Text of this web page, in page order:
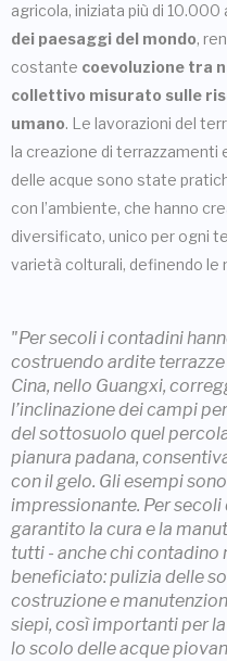
agricola, iniziata più di 10.000
dei paesaggi del mondo,
costante coevoluzione tra
collettivo misurato sulle
umano. Le lavorazioni del
la creazione di terrazzamenti
delle acque sono state
con l’ambiente, che hanno
diversificato, unico per ogni
varietà colturali, definendo le
"Per secoli i contadini
costruendo ardite terrazze
Cina, nello Guangxi,
l’inclinazione dei campi
del sottosuolo quel
pianura padana,
con il gelo. Gli esempi
impressionante. Per
garantito la cura e la
tutti - anche chi contadino
beneficiato: pulizia delle
costruzione e
siepi, così importanti per
lo scolo delle acque